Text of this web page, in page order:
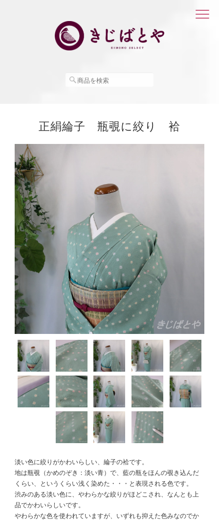
正絹綸子 瓶覗に絞り 袷
淡い色に絞りがかわいらしい、綸子の袷です。
地は瓶覗（かめのぞき：淡い青）で、藍の瓶をほんの覗き込んだ
くらい、というくらい浅く染めた・・・と表現される色です。
渋みのある淡い色に、やわらかな絞りがほどこされ、なんとも上
品でかわいらしいです。
やわらかな色を使われていますが、いずれも抑えた色みなのでか